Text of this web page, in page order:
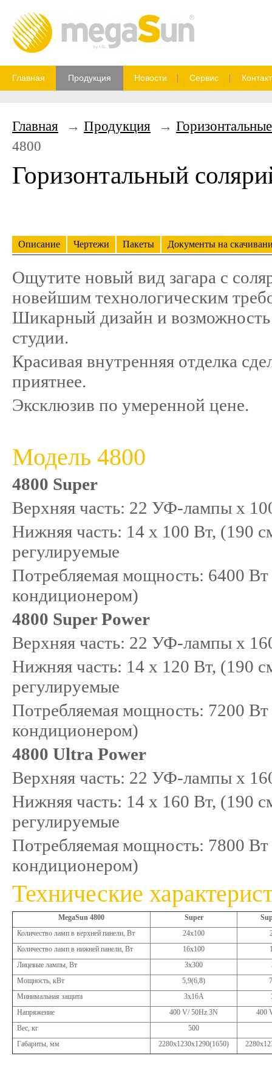
Главная Продукция Новости Сервис
Главная Продукция
4800
Горизонтальный
Описание Чертежи Пакеты Документы на
Ощутите новый вид загара c
новейшим технологическим
Шикарный дизайн и
студии.
Красивая внутренняя отделка
приятнее.
Эксклюзив по умеренной цене.
Модель 4800
4800 Super
Верхняя часть: 22 УФ-лампы x
Нижняя часть: 14 x 100 Вт, (190
регулируемые
Потребляемая мощность: 6400
кондиционером)
4800 Super Power
Верхняя часть: 22 УФ-лампы x
Нижняя часть: 14 x 120 Вт, (190
регулируемые
Потребляемая мощность: 7200
кондиционером)
4800 Ultra Power
Верхняя часть: 22 УФ-лампы x
Нижняя часть: 14 x 160 Вт, (190
регулируемые
Потребляемая мощность: 7800
кондиционером)
Технические
MegaSun 4800 Super
Количество ламп в верхней панели, Вт
24х100
Количество ламп в нижней панели, Вт
16х100
Лицевые лампы, Вт
3х300
Мощность, кВт
5,9(6,8)
Минимальная защита
3х16А
Напряжение
400 V/ 50Hz 3N
400
Вес, кг
500
Габариты, мм
2280х1230х1290(1650)